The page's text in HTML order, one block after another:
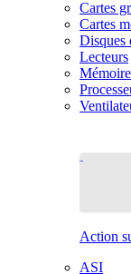
Cartes
Cartes
Disques
Lecteurs
Action
ASI